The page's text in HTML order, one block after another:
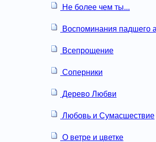
Не более чем ты...
Воспоминания падшего
Всепрощение
Соперники
Дерево Любви
Любовь и Сумасшествие
О ветре и цветке